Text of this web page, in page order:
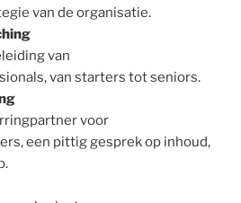
van de organisatie.
van
van starters tot seniors.
voor
een pittig gesprek op inhoud,